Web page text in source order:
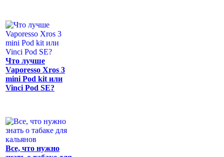
Что лучше
Vaporesso Xros 3
mini Pod kit или
Vinci Pod SE?
Все, что нужно